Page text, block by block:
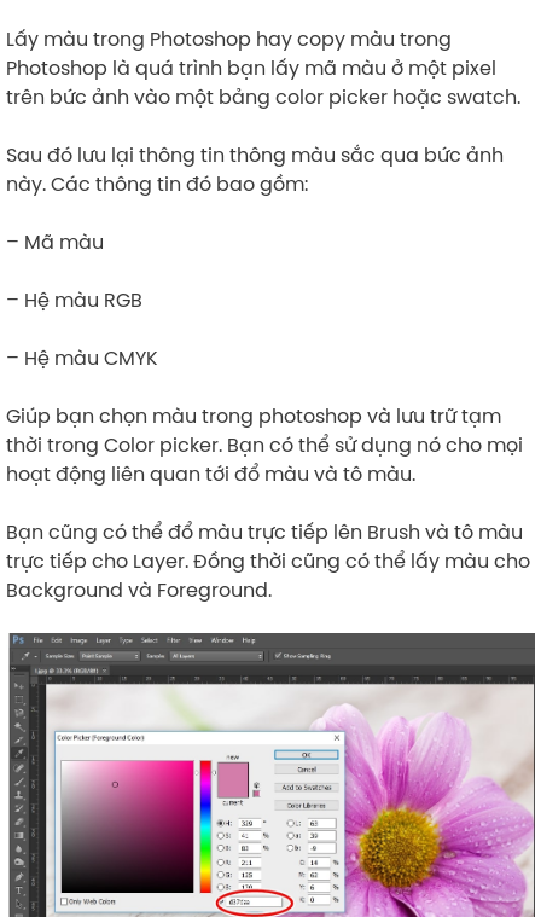
Lấy màu trong Photoshop hay copy màu trong
Photoshop là quá trình bạn lấy mã màu ở một pixel
trên bức ảnh vào một bảng color picker hoặc swatch.
Sau đó lưu lại thông tin thông màu sắc qua bức ảnh
này. Các thông tin đó bao gồm:
– Mã màu
– Hệ màu RGB
– Hệ màu CMYK
Giúp bạn chọn màu trong photoshop và lưu trữ tạm
thời trong Color picker. Bạn có thể sử dụng nó cho mọi
hoạt động liên quan tới đổ màu và tô màu.
Bạn cũng có thể đổ màu trực tiếp lên Brush và tô màu
trực tiếp cho Layer. Đồng thời cũng có thể lấy màu cho
Background và Foreground.